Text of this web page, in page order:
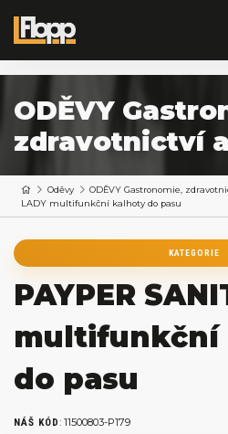
ODĚVY
zdravotnictví
Oděvy ODĚVY Gastronomie,
LADY multifunkční kalhoty do pasu
KATEGORIE
PAYPER
multifunkční
do pasu
NÁŠ KÓD: 11500803-P179